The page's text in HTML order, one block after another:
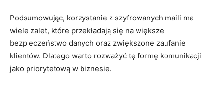
Podsumowując, korzystanie z szyfrowanych maili ma
wiele zalet, które przekładają się na większe
bezpieczeństwo danych oraz zwiększone zaufanie
klientów. Dlatego warto rozważyć tę formę komunikacji
jako priorytetową w biznesie.